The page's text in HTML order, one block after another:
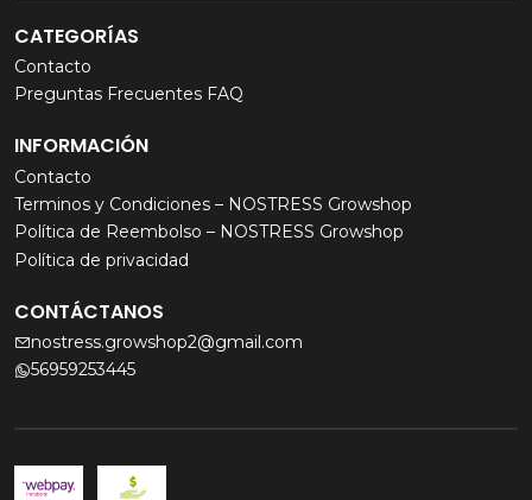
CATEGORÍAS
Contacto
Preguntas Frecuentes FAQ
INFORMACIÓN
Contacto
Terminos y Condiciones – NOSTRESS Growshop
Política de Reembolso – NOSTRESS Growshop
Política de privacidad
CONTÁCTANOS
nostress.growshop2@gmail.com
56959253445